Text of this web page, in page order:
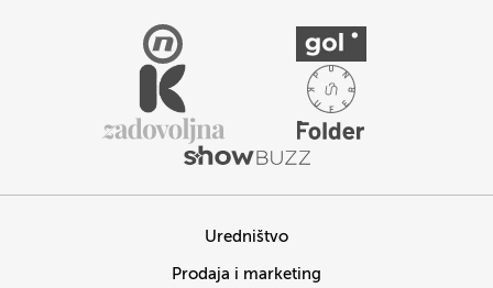
Uredništvo
Prodaja i marketing